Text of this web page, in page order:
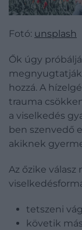
Fotó: unsplash
Ők úgy
megnyugtatják
hozzá. A
trauma
a viselkedés
ben szenvedő
akiknek
Az őzike
tetszeni
követik